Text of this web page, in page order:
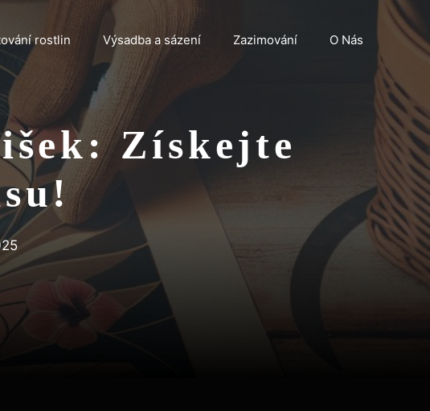
rostlin Výsadba a sázení Zazimování O Nás
Získejte